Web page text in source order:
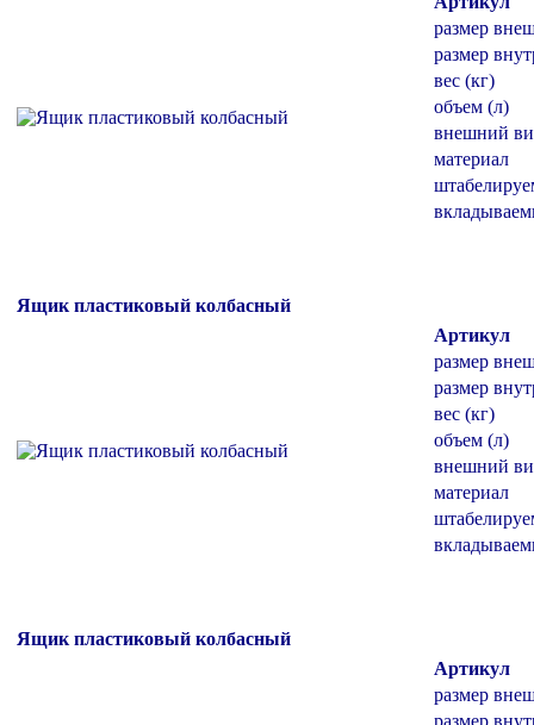
размер
размер
вес (кг)
объем (л)
внешний
материал
Ящик пластиковый колбасный
Артикул
размер
размер
вес (кг)
объем (л)
внешний
материал
Ящик пластиковый колбасный
Артикул
размер